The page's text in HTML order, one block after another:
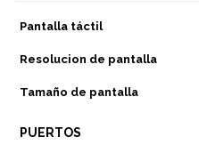
Pantalla táctil
Resolucion de pantalla
Tamaño de pantalla
PUERTOS